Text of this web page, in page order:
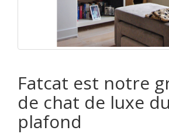
Fatcat est notre
de chat de luxe
plafond